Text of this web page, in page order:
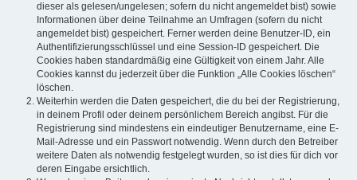
dieser als gelesen/ungelesen; sofern du nicht angemeldet bist) sowie
Informationen über deine Teilnahme an Umfragen (sofern du nicht
angemeldet bist) gespeichert. Ferner werden deine Benutzer-ID, ein
Authentifizierungsschlüssel und eine Session-ID gespeichert. Die
Cookies haben standardmäßig eine Gültigkeit von einem Jahr. Alle
Cookies kannst du jederzeit über die Funktion „Alle Cookies löschen“
löschen.
Weiterhin werden die Daten gespeichert, die du bei der Registrierung,
in deinem Profil oder deinem persönlichem Bereich angibst. Für die
Registrierung sind mindestens ein eindeutiger Benutzername, eine E-
Mail-Adresse und ein Passwort notwendig. Wenn durch den Betreiber
weitere Daten als notwendig festgelegt wurden, so ist dies für dich vor
deren Eingabe ersichtlich.